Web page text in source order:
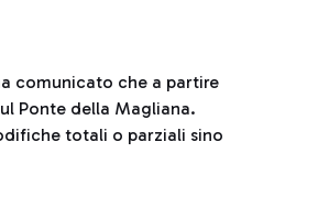
comunicato che a partire
Ponte della Magliana.
totali o parziali sino